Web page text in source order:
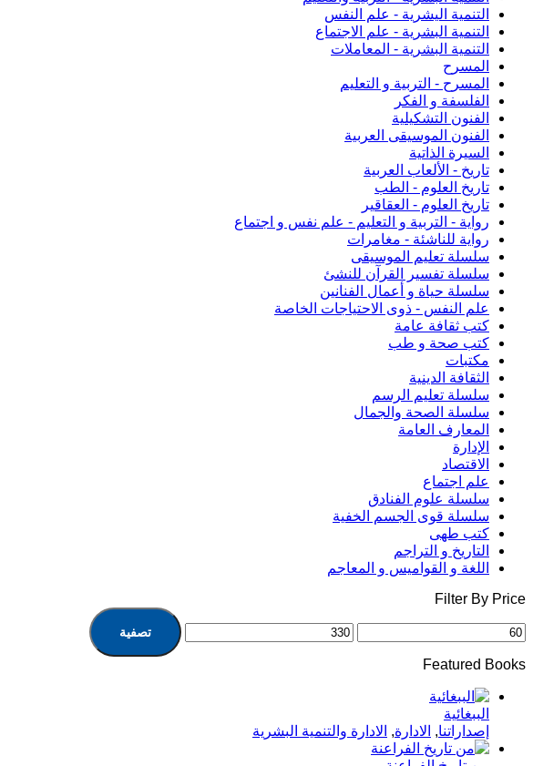
التنمية اليشرية - علم النفس
التنمية البشرية - علم الاجتماع
التنمية البشرية - المعاملات
المسرح
المسرح - التربية و التعليم
الفلسفة و الفكر
الفنون التشكيلية
الفنون الموسيقى العربية
السيرة الذاتية
تاريخ - الألعاب العربية
تاريخ العلوم - الطب
تاريخ العلوم - العقاقير
رواية - التربية و التعليم - علم نفس و اجتماع
رواية للناشئة - مغامرات
سلسلة تعليم الموسيقى
سلسلة تفسير القرآن للنشئ
سلسلة حياة و أعمال الفنانين
علم النفس - ذوى الاحتياجات الخاصة
كتب ثقافة عامة
كتب صحة و طب
مكتبات
الثقافة الدينية
سلسلة تعليم الرسم
سلسلة الصحة والجمال
المعارف العامة
الإدارة
الاقتصاد
علم اجتماع
سلسلة علوم الفنادق
سلسلة قوى الجسم الخفية
كتب طهى
التاريخ و التراجم
اللغة و القواميس و المعاجم
Filter By Price
تصفية
Featured Books
الببغائية
إصداراتنا, الادارة, الادارة والتنمية البشرية